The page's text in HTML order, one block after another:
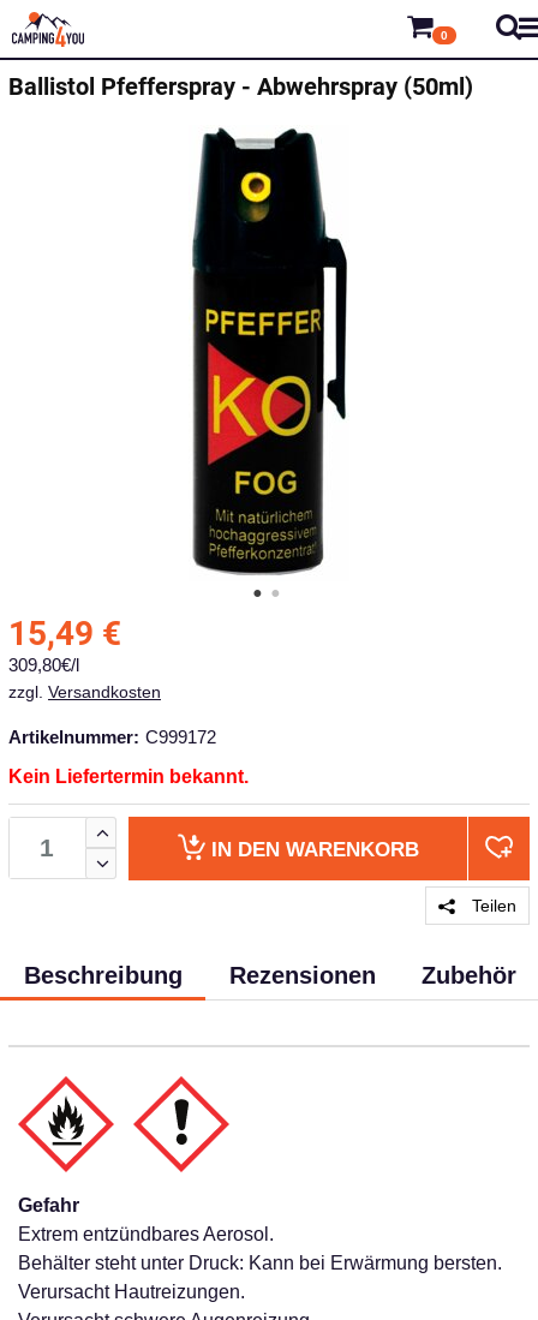
0
Ballistol Pfefferspray - Abwehrspray (50ml)
15,49 €
309,80€/l
zzgl. Versandkosten
Artikelnummer: C999172
Kein Liefertermin bekannt.
IN DEN WARENKORB
Teilen
Beschreibung Rezensionen Zubehör
Gefahr
Extrem entzündbares Aerosol.
Behälter steht unter Druck: Kann bei Erwärmung bersten.
Verursacht Hautreizungen.